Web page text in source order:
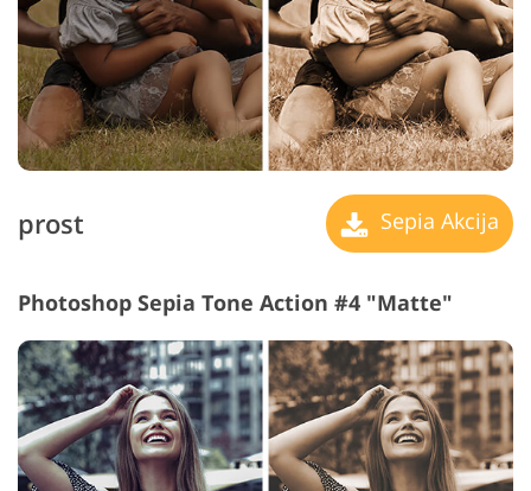
prost Sepia Akcija
Photoshop Sepia Tone Action #4 "Matte"